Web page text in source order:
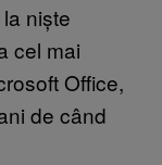
niște
cel mai
Office,
de când